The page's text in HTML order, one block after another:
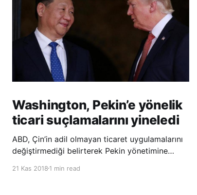
Washington, Pekin’e yönelik
ticari suçlamalarını yineledi
ABD, Çin’in adil olmayan ticaret uygulamalarını
değiştirmediği belirterek Pekin yönetimine
Temsilciliği’nin Çin’in fikri mülkiyet ve teknoloji
21 Kas 20181 min read